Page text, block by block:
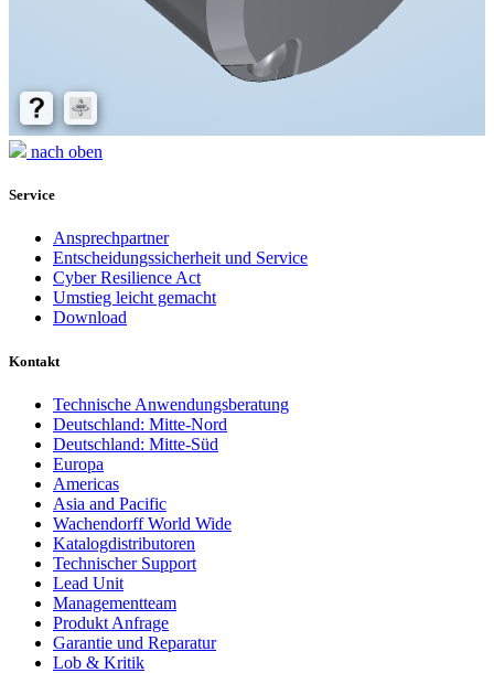
nach oben
Service
Ansprechpartner
Entscheidungssicherheit und Service
Cyber Resilience Act
Umstieg leicht gemacht
Download
Kontakt
Technische Anwendungsberatung
Deutschland: Mitte-Nord
Deutschland: Mitte-Süd
Europa
Americas
Asia and Pacific
Wachendorff World Wide
Katalogdistributoren
Technischer Support
Lead Unit
Managementteam
Produkt Anfrage
Garantie und Reparatur
Lob & Kritik